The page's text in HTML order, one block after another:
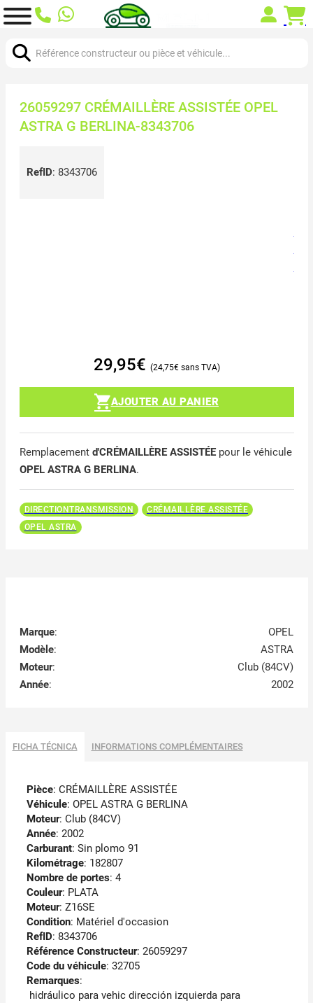
26059297 CRÉMAILLÈRE ASSISTÉE OPEL
ASTRA G BERLINA-8343706
RefID: 8343706
29,95€ 24,75€
AJOUTER AU PANIER
Remplacement d'CRÉMAILLÈRE ASSISTÉEpour le véhicule
OPEL ASTRA G BERLINA.
DIRECTIONTRANSMISSION
CRÉMAILLÈRE ASSISTÉE
OPEL ASTRA
Marque:
OPEL
Modèle:
ASTRA
Moteur:
Club (84CV)
Année: 2002
FICHA TÉCNICA INFORMATIONS COMPLÉMENTAIRES
Pièce: CRÉMAILLÈRE ASSISTÉE
Véhicule: OPEL ASTRA G BERLINA
Moteur: Club (84CV)
Année: 2002
Carburant: Sin plomo 91
Kilométrage: 182807
Nombre de portes: 4
Couleur: PLATA
Moteur: Z16SE
Condition: Matériel d'occasion
RefID: 8343706
Référence Constructeur: 26059297
Code du véhicule: 32705
Remarques:
hidráulico para vehic dirección izquierda para